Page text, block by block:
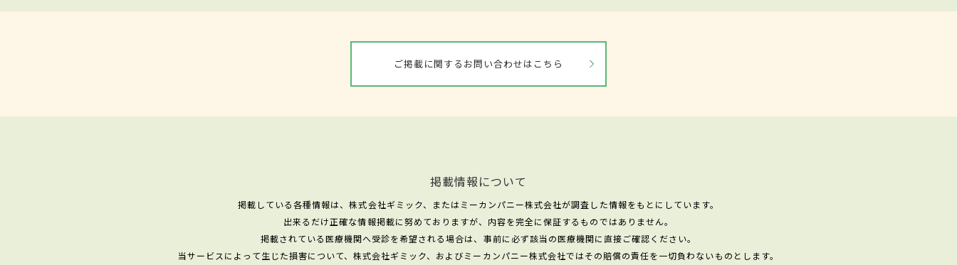
ご掲載に関するお問い合わせはこちら
掲載情報について
掲載している各種情報は、株式会社ギミック、またはミーカンパニー株式会社が調査した情報をもとにしています。
出来るだけ正確な情報掲載に努めておりますが、内容を完全に保証するものではありません。
掲載されている医療機関へ受診を希望される場合は、事前に必ず該当の医療機関に直接ご確認ください。
当サービスによって生じた損害について、株式会社ギミック、およびミーカンパニー株式会社ではその賠償の責任を一切負わないものとします。